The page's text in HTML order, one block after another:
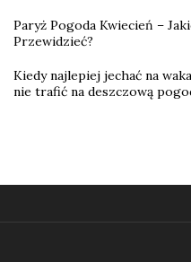
Paryż Pogoda Kwiecień –
Przewidzieć?
Kiedy najlepiej jechać na
nie trafić na deszczową